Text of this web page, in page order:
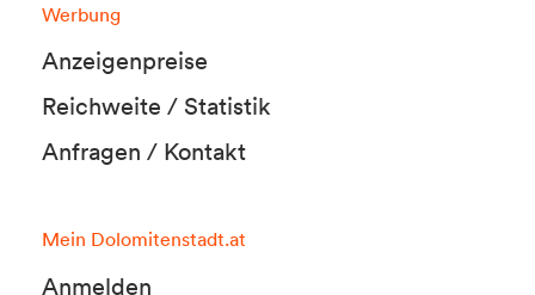
Werbung
Anzeigenpreise
Reichweite / Statistik
Anfragen / Kontakt
Mein Dolomitenstadt.at
Anmelden